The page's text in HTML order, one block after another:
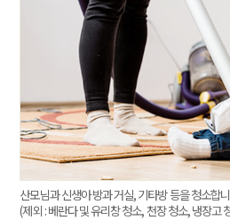
산모님과 신생아 방과 거실, 기타방 등을 청소합
(제외 : 베란다 및 유리창 청소, 천장 청소, 냉장고